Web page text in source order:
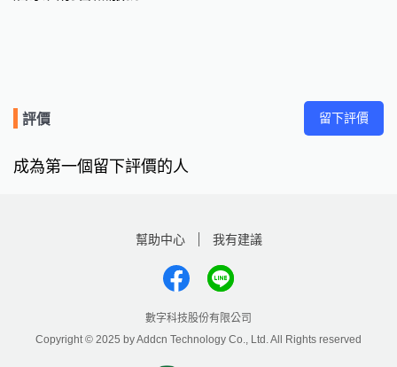
評價 留下評價
成為第一個留下評價的人
幫助中心 我有建議
數字科技股份有限公司
Copyright © 2025 by Addcn Technology Co., Ltd. All Rights reserved